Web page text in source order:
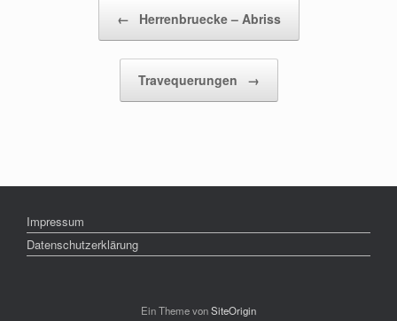
← Herrenbruecke – Abriss
Travequerungen →
Impressum
Datenschutzerklärung
Ein Theme vonSiteOrigin